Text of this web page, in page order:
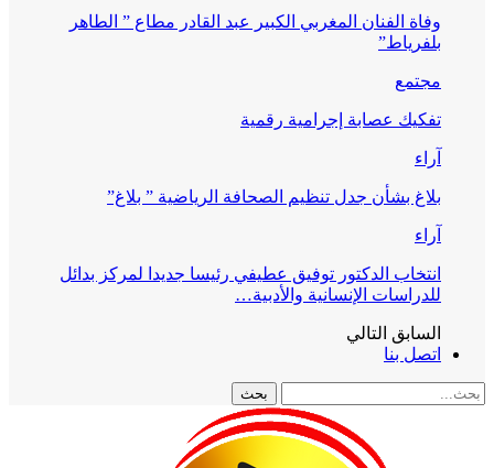
وفاة الفنان المغربي الكبير عبد القادر مطاع ” الطاهر
بلفرياط”
مجتمع
تفكيك عصابة إجرامية رقمية
آراء
بلاغ بشأن جدل تنظيم الصحافة الرياضية ” بلاغ”
آراء
انتخاب الدكتور توفيق عطيفي رئيسا جديدا لمركز بدائل
للدراسات الإنسانية والأدبية…
السابق التالي
اتصل بنا